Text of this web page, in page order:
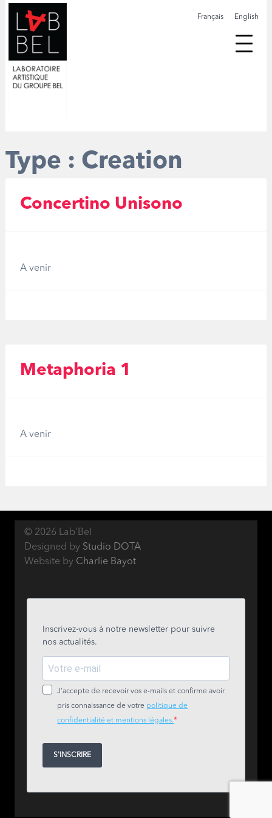
English
Français
Type : Creation
Concertino Unisono
A venir
Metaphoria 1
A venir
© 2026 Lab'Bel
Designed by Studio DOTA
Website by Charlie Bayot
Inscrivez-vous à notre newsletter pour suivre
nos actualités.
J'accepte de recevoir vos e-mails et confirme avoir
pris connaissance de votre politique de
confidentialité et mentions légales.
S'INSCRIRE